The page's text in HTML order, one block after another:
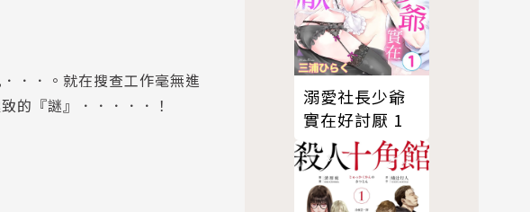
．．。就在搜查工作毫無進
的『謎』．．．．．！
溺愛社長少爺
實在好討厭 1